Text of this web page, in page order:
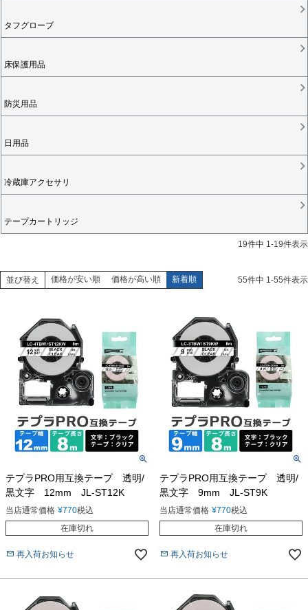
タフグローブ
床保護用品
防災用品
日用品
冷蔵庫アクセサリ
テープカートリッジ
19件中 1-19件表示
並び替え 価格が安い順 価格が高い順 新着順 55件中 1-55件表示
テプラPRO用互換テープ 透明/
黒文字 12mm JL-ST12K
当店通常価格 ¥770税込
在庫切れ
再入荷お知らせ
テプラPRO用互換テープ 透明/
黒文字 9mm JL-ST9K
当店通常価格 ¥770税込
在庫切れ
再入荷お知らせ